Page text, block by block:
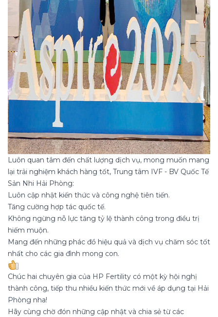
Luôn quan tâm đến chất lượng dịch vụ, mong muốn mang
lại trải nghiệm khách hàng tốt, Trung tâm IVF - BV Quốc Tế
Sản Nhi Hải Phòng:
Luôn cập nhật kiến thức và công nghệ tiên tiến.
Tăng cường hợp tác quốc tế.
Không ngừng nỗ lực tăng tỷ lệ thành công trong điều trị
hiếm muộn.
Mang đến những phác đồ hiệu quả và dịch vụ chăm sóc tốt
nhất cho các gia đình mong con.
Chúc hai chuyên gia của HP Fertility có một kỳ hội nghị
thành công, tiếp thu nhiều kiến thức mới về áp dụng tại Hải
Phòng nha!
Hãy cùng chờ đón những cập nhật và chia sẻ từ các